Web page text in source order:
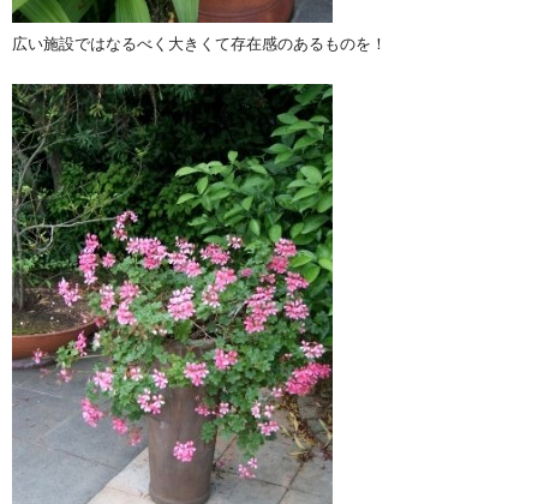
広い施設ではなるべく大きくて存在感のあるものを！